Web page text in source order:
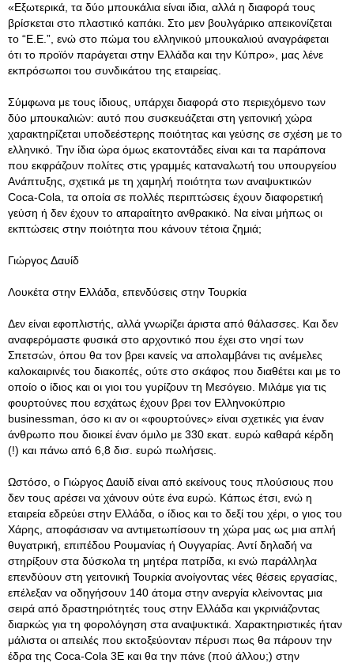
«Εξωτερικά, τα δύο μπουκάλια είναι ίδια, αλλά η διαφορά τους
βρίσκεται στο πλαστικό καπάκι. Στο μεν βουλγάρικο απεικονίζεται
το “Ε.Ε.”, ενώ στο πώμα του ελληνικού μπουκαλιού αναγράφεται
ότι το προϊόν παράγεται στην Ελλάδα και την Κύπρο», μας λένε
εκπρόσωποι του συνδικάτου της εταιρείας.
Σύμφωνα με τους ίδιους, υπάρχει διαφορά στο περιεχόμενο των
δύο μπουκαλιών: αυτό που συσκευάζεται στη γειτονική χώρα
χαρακτηρίζεται υποδεέστερης ποιότητας και γεύσης σε σχέση με το
ελληνικό. Την ίδια ώρα όμως εκατοντάδες είναι και τα παράπονα
που εκφράζουν πολίτες στις γραμμές καταναλωτή του υπουργείου
Ανάπτυξης, σχετικά με τη χαμηλή ποιότητα των αναψυκτικών
Coca-Cola, τα οποία σε πολλές περιπτώσεις έχουν διαφορετική
γεύση ή δεν έχουν το απαραίτητο ανθρακικό. Να είναι μήπως οι
εκπτώσεις στην ποιότητα που κάνουν τέτοια ζημιά;
Γιώργος Δαυίδ
Λουκέτα στην Ελλάδα, επενδύσεις στην Τουρκία
Δεν είναι εφοπλιστής, αλλά γνωρίζει άριστα από θάλασσες. Και δεν
αναφερόμαστε φυσικά στο αρχοντικό που έχει στο νησί των
Σπετσών, όπου θα τον βρει κανείς να απολαμβάνει τις ανέμελες
καλοκαιρινές του διακοπές, ούτε στο σκάφος που διαθέτει και με το
οποίο ο ίδιος και οι γιοι του γυρίζουν τη Μεσόγειο. Μιλάμε για τις
φουρτούνες που εσχάτως έχουν βρει τον Ελληνοκύπριο
businessman, όσο κι αν οι «φουρτούνες» είναι σχετικές για έναν
άνθρωπο που διοικεί έναν όμιλο με 330 εκατ. ευρώ καθαρά κέρδη
(!) και πάνω από 6,8 δισ. ευρώ πωλήσεις.
Ωστόσο, ο Γιώργος Δαυίδ είναι από εκείνους τους πλούσιους που
δεν τους αρέσει να χάνουν ούτε ένα ευρώ. Κάπως έτσι, ενώ η
εταιρεία εδρεύει στην Ελλάδα, ο ίδιος και το δεξί του χέρι, ο γιος του
Χάρης, αποφάσισαν να αντιμετωπίσουν τη χώρα μας ως μια απλή
θυγατρική, επιπέδου Ρουμανίας ή Ουγγαρίας. Αντί δηλαδή να
στηρίξουν στα δύσκολα τη μητέρα πατρίδα, κι ενώ παράλληλα
επενδύουν στη γειτονική Τουρκία ανοίγοντας νέες θέσεις εργασίας,
επέλεξαν να οδηγήσουν 140 άτομα στην ανεργία κλείνοντας μια
σειρά από δραστηριότητές τους στην Ελλάδα και γκρινιάζοντας
διαρκώς για τη φορολόγηση στα αναψυκτικά. Χαρακτηριστικές ήταν
μάλιστα οι απειλές που εκτοξεύονταν πέρυσι πως θα πάρουν την
έδρα της Coca-Cola 3E και θα την πάνε (πού άλλου;) στην